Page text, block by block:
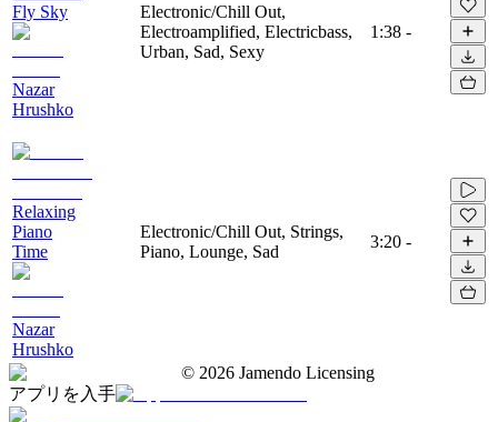
Fly Sky
Nazar
Hrushko
Electronic/Chill Out,
Electroamplified, Electricbass,
Urban, Sad, Sexy
1:38 -
Relaxing
Piano
Time
Nazar
Hrushko
Electronic/Chill Out, Strings,
Piano, Lounge, Sad
3:20 -
© 2026 Jamendo Licensing
アプリを入手